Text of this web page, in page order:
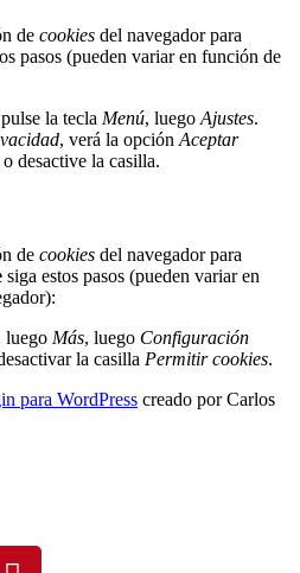
de cookies del navegador para
pasos (pueden variar en función de
la tecla Menú, luego Ajustes.
, verá la opción Aceptar
desactive la casilla.
de cookies del navegador para
siga estos pasos (pueden variar en
luego Más, luego Configuración
la casilla Permitir cookies.
para WordPress creado por Carlos